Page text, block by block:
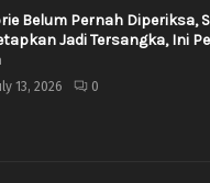
Belum Pernah Diperiksa,
Jadi Tersangka, Ini
13, 2026 0